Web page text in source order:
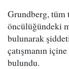
Grundberg, tüm
öncülüğündeki
bulunarak
çatışmanın
bulundu.